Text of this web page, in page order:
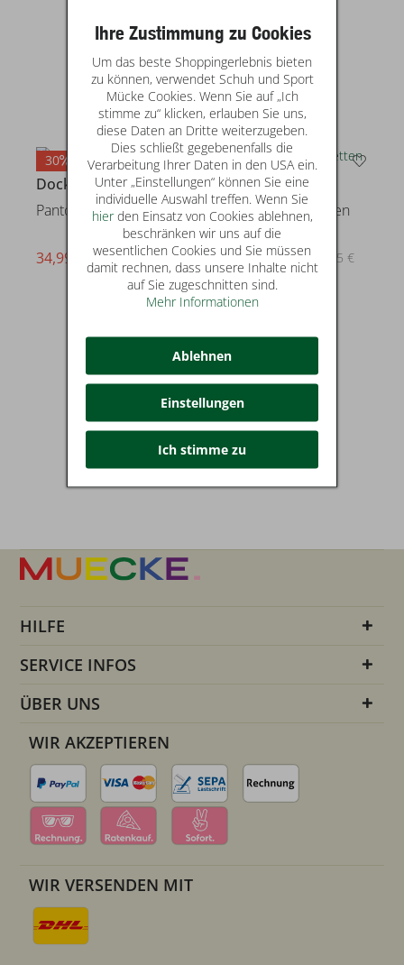
30
Dockers
Pantoletten
statt* 49,95 €
34,99 €
40
Dockers
Stiefel & Stiefeletten
statt* 99,95 €
59,95 €
HILFE
SERVICE INFOS
ÜBER UNS
WIR AKZEPTIEREN
WIR VERSENDEN MIT
Ihre Zustimmung zu Cookies
Um das beste Shoppingerlebnis bieten
zu können, verwendet Schuh und Sport
Mücke Cookies. Wenn Sie auf „Ich
stimme zu“ klicken, erlauben Sie uns,
diese Daten an Dritte weiterzugeben.
Dies schließt gegebenenfalls die
Verarbeitung Ihrer Daten in den USA ein.
Unter „Einstellungen“ können Sie eine
individuelle Auswahl treffen. Wenn Sie
hierden Einsatz von Cookies ablehnen,
beschränken wir uns auf die
wesentlichen Cookies und Sie müssen
damit rechnen, dass unsere Inhalte nicht
auf Sie zugeschnitten sind.
Mehr Informationen
Ablehnen
Einstellungen
Ich stimme zu